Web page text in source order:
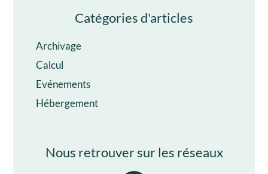
Catégories d'articles
Archivage
Calcul
Evénements
Hébergement
Nous retrouver sur les réseaux